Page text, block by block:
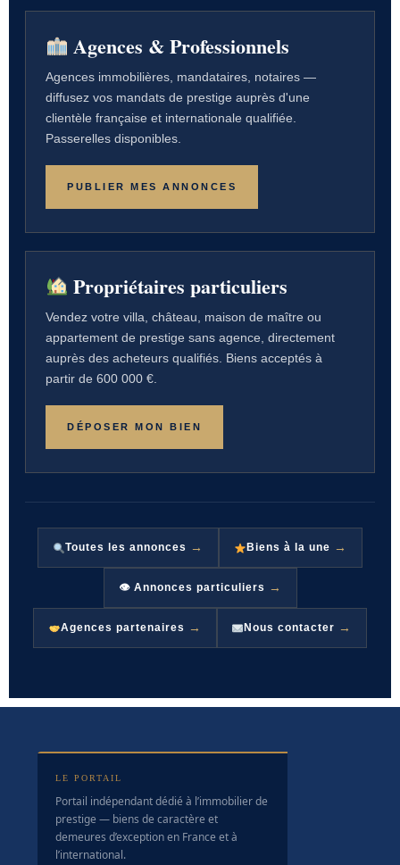
Agences & Professionnels
Agences immobilières, mandataires, notaires —
diffusez vos mandats de prestige auprès d'une
clientèle française et internationale qualifiée.
Passerelles disponibles.
PUBLIER MES ANNONCES
Propriétaires particuliers
Vendez votre villa, château, maison de maître ou
appartement de prestige sans agence, directement
auprès des acheteurs qualifiés. Biens acceptés à
partir de 600 000 €.
DÉPOSER MON BIEN
Toutes les annonces → Biens à la une →
👁 Annonces particuliers →
Agences partenaires → Nous contacter →
LE PORTAIL
Portail indépendant dédié à l’immobilier de
prestige — biens de caractère et
demeures d’exception en France et à
l’international.